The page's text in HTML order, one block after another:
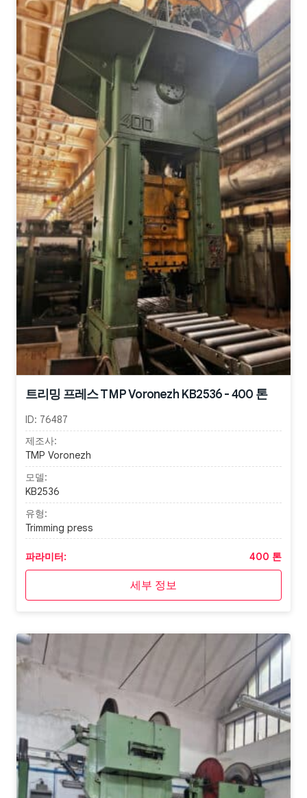
트리밍 프레스 TMP Voronezh KB2536 - 400 톤
ID: 76487
제조사:
TMP Voronezh
모델:
KB2536
유형:
Trimming press
파라미터: 400 톤
세부 정보